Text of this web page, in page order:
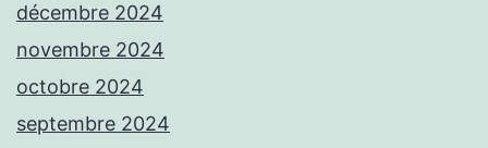
décembre 2024
novembre 2024
octobre 2024
septembre 2024